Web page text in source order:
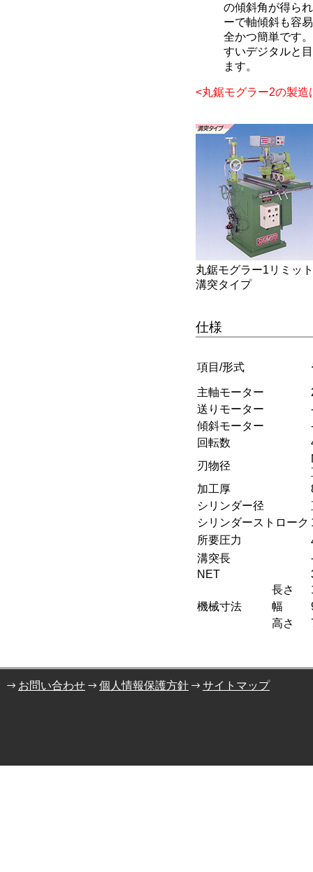
の傾斜角が得ら
ーで軸傾斜も容
全かつ簡単です
すいデジタルと
ます。
<丸鋸モグラー2の製造
丸鋸モグラー1リミッ
溝突タイプ
仕様
項目/形式
主軸モーター
送りモーター
傾斜モーター
回転数
刃物径
加工厚
シリンダー径
シリンダーストローク
所要圧力
溝突長
NET
機械寸法
長さ
幅
高さ
お問い合わせ 個人情報保護方針 サイトマップ